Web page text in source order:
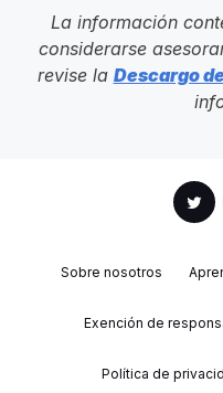
La información
considerarse
revise la Descargo
Sobre nosotros
Exención de
Política de